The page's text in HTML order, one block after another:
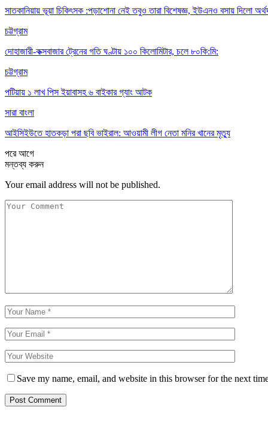
সাতকানিয়ায় ভূয়া চিকিৎসক :পড়াশোনা নেই তবুও তারা বিশেষজ্ঞ, ইউএনও বসায় দিলো
চট্টগ্রাম
দোহাজারী-কক্সবাজার ট্রেনের গতি ঘণ্টায় ১০০ কিলোমিটার, চলে ৮০কি:মি:
চট্টগ্রাম
পটিয়ায় ১ লাখ পিস ইয়াবাসহ ৬ বাইকার গ্যাং আটক
সারা বাংলা
আইসিইউতে হাতকড়া পরা ছবি ভাইরাল: আওয়ামী লীগ নেতা মনির খানের মৃত্যু
পরেআগে
মন্তব্য করুন
Your email address will not be published.
Save my name, email, and website in this browser for the next